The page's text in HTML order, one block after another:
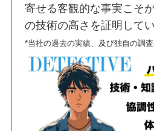
寄せる客観的な事実こそ
の技術の高さを証明してい
*当社の過去の実績、及び独自の調